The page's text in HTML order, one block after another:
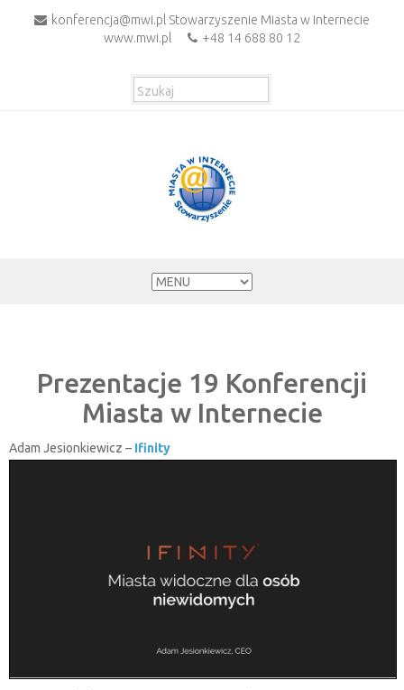
konferencja@mwi.pl Stowarzyszenie Miasta w Internecie
www.mwi.pl
+48 14 688 80 12
Prezentacje 19 Konferencji
Miasta w Internecie
Adam Jesionkiewicz – Ifinity